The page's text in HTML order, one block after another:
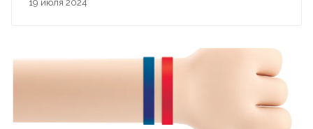
19 июля 2024